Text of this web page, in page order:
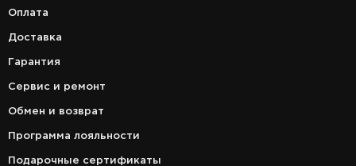
Оплата
Доставка
Гарантия
Сервис и ремонт
Обмен и возврат
Программа лояльности
Подарочные сертификаты